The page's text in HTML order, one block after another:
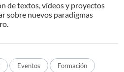
de textos, vídeos y proyectos
sobre nuevos paradigmas
Eventos Formación